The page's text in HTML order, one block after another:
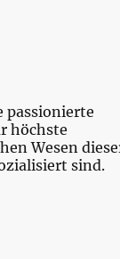
passionierte
höchste
Wesen
sind.